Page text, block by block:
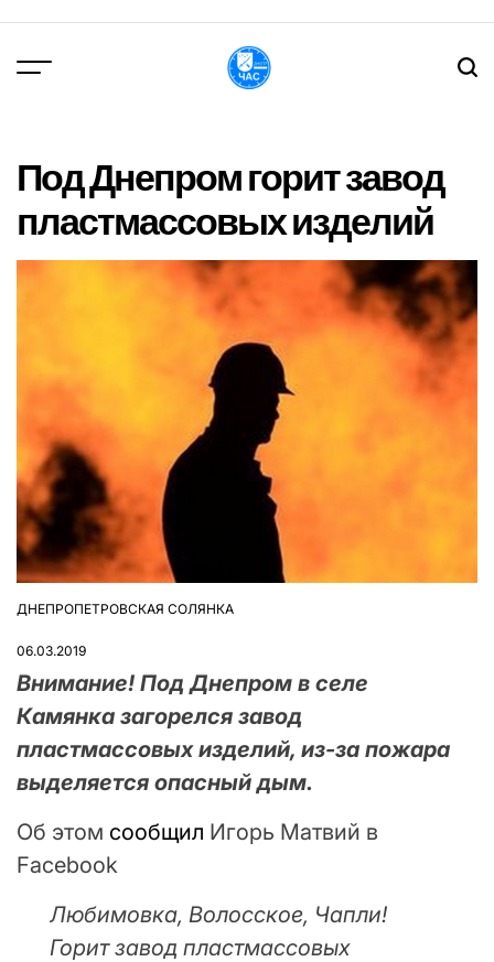
вмісту
Под Днепром горит завод
пластмассовых изделий
ОПУБЛІКУВАТИ
ДНЕПРОПЕТРОВСКАЯ СОЛЯНКА
06.03.2019
Внимание! Под Днепром в селе
Камянка загорелся завод
пластмассовых изделий, из-за пожара
выделяется опасный дым.
Об этом сообщил Игорь Матвий в
Facebook
Любимовка, Волосское, Чапли!
Горит завод пластмассовых